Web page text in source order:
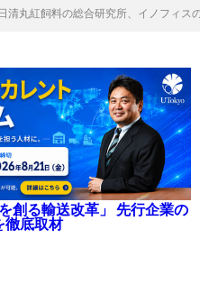
日清丸紅飼料の総合研究所、イノフィス
創る輸送改革」 先行企業の
徹底取材